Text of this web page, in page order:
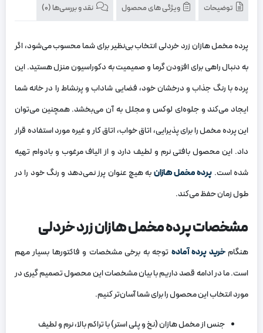
توضیحات ویژگی های محصول نقد و بررسی‌ها (0)
پرده مخمل هازان زرد خردلی انتخاب بی‌نظیر برای شما محسوب می‌شود، اگر
به دنبال راهی برای افزودن گرما و صمیمیت به دکوراسیون منزل هستید. این
پرده با رنگ جذاب و درخشان خود، فضایی شاداب و پرنشاط را در خانه شما
ایجاد می‌کند و جلوه‌ای لوکس و مجلل به آن می‌بخشد. همچنین می‌توان
این پرده مخمل را برای پذیرایی، اتاق خواب، اتاق کار و غیره مورد استفاده قرار
داد. این محصول بافتی نرم و لطیف دارد و از الیاف مرغوب و بادوام تهیه
شده است. پرده مخمل هازانبه هیچ عنوان پرز نمی‌دهد و رنگ خود را در
طول زمان حفظ می‌کند.
مشخصات پرده مخمل هازان زرد خردلی
هنگامخرید پرده‌ آماده توجه به برخی مشخصات و فاکتورها بسیار مهم
است. ما در ادامه قصد داریم با بیان مشخصات این محصول تصمیم گیری در
مورد انتخاب این محصول را برای شما آسان‌تر کنیم.
جنس از مخمل هازان (نخ و پلی استر) با تراکم بالا، نرم و لطیف